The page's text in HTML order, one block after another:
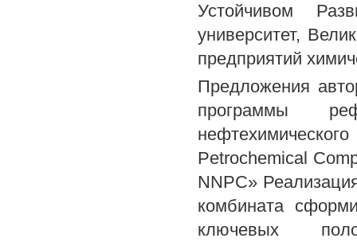
Устойчивом
университет,
предприятий
Предложения
программы
Petrochemical
NNPC»
комбината
ключевых